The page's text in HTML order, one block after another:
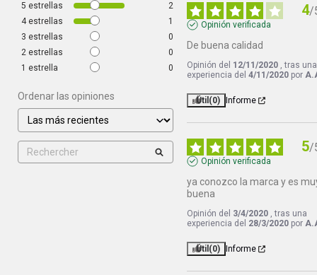
5 estrellas
2
4 estrellas
1
3 estrellas
0
2 estrellas
0
1 estrella 0
Ordenar las opiniones
4/
Opinión verificada
De buena calidad
Opinión del 12/11/2020 , tras una
experiencia del4/11/2020 por
Útil (0) Informe
5/
Opinión verificada
ya conozco la marca y es
buena
Opinión del 3/4/2020 , tras una
experiencia del 28/3/2020 por
Útil (0) Informe